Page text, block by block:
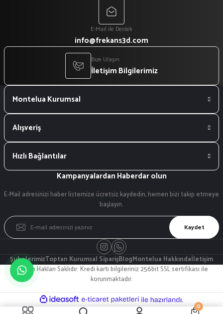
E-Mail ile Destek
info@frekans3d.com
Bize Ulaşın
İletişim Bilgilerimiz
Montelua Kurumsal
Alışveriş
Hızlı Bağlantılar
Kampanyalardan Haberdar olun
E-Mail adresinizi haber listemize ücretsiz kaydedin, hemen bizi takip etmeye
başlayın.
Kaydet
ŞubelerimizToptan Kurumsal SiparişBlogMontelua Hakkındaİletişim
© Tüm Hakları Saklıdır. Kredi kartı bilgileriniz 256bit SSL sertifikası ile
korunmaktadır.
0
ideasoft
e-
ticaret
hazırlandı.